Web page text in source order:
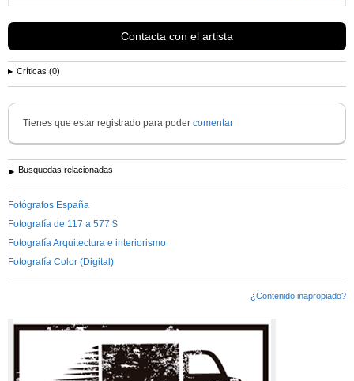
Contacta con el artista
Críticas (0)
Tienes que estar registrado para poder comentar
Busquedas relacionadas
Fotógrafos España
Fotografía de 117 a 577 $
Fotografía Arquitectura e interiorismo
Fotografía Color (Digital)
¿Contenido inapropiado?